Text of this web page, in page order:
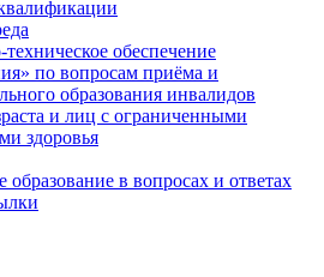
обеспечение
по вопросам приёма и
образования инвалидов
и лиц с ограниченными
здоровья
в вопросах и ответах